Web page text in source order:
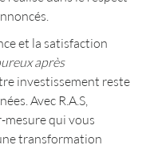
et la satisfaction
après
investissement reste
Avec R.A.S,
qui vous
transformation